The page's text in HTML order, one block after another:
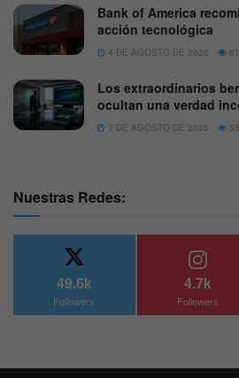
Bank of America
acción tecnológica
4 DE AGOSTO DE 2026
Los extraordinarios
ocultan una verdad
7 DE AGOSTO DE 2026
Nuestras Redes:
49.6k
Followers
4.7k
Followers